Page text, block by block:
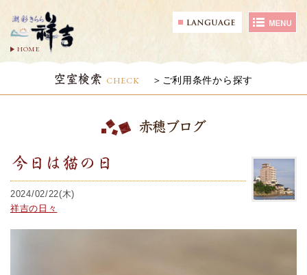
HOME
空室検索 CHECK ご利用条件から探す
赤穂ブログ
今日は猫の日
2024/02/22(木)
祥吉の日々